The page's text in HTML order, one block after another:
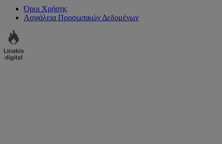
Όροι Χρήσης
Ασφάλεια Προσωπικών Δεδομένων